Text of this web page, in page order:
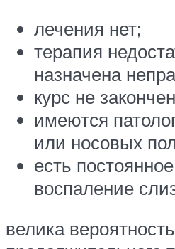
лечения нет;
терапия
назначена
курс не
имеются
или носовых
есть
воспаление
велика вероятность